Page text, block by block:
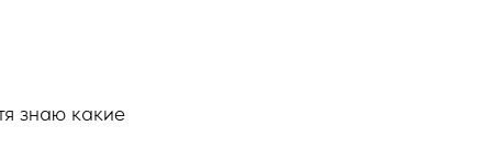
знаю какие